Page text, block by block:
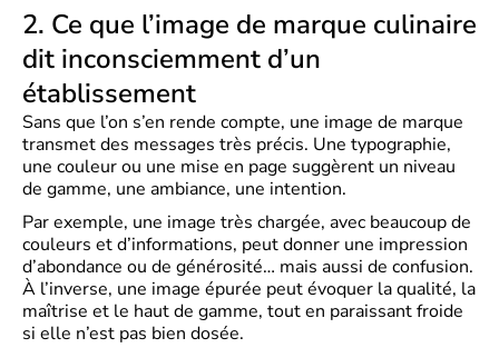
2. Ce que l’image de marque culinaire
dit inconsciemment d’un
établissement
Sans que l’on s’en rende compte, une image de marque
transmet des messages très précis. Une typographie,
une couleur ou une mise en page suggèrent un niveau
de gamme, une ambiance, une intention.
Par exemple, une image très chargée, avec beaucoup de
couleurs et d’informations, peut donner une impression
d’abondance ou de générosité… mais aussi de confusion.
À l’inverse, une image épurée peut évoquer la qualité, la
maîtrise et le haut de gamme, tout en paraissant froide
si elle n’est pas bien dosée.